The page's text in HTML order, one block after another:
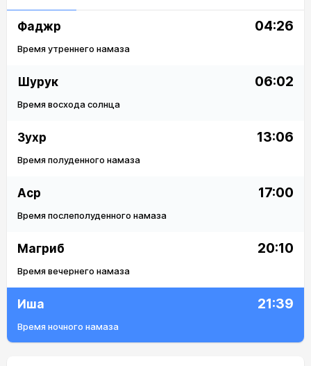
Фаджр 04:26
Время утреннего намаза
Шурук 06:02
Время восхода солнца
Зухр 13:06
Время полуденного намаза
Аср 17:00
Время послеполуденного намаза
Магриб 20:10
Время вечернего намаза
Иша 21:39
Время ночного намаза